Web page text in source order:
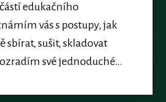
edukačního
vás s postupy, jak
sbírat, sušit, skladovat
své jednoduché…